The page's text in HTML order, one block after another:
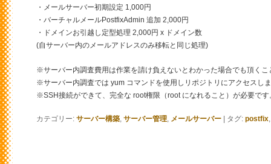
・メールサーバー初期設定 1,000円
・バーチャルメールPostfixAdmin 追加 2,000円
・ドメインお引越し定型処理 2,000円 x ドメイン数
(自サーバー内のメールアドレスのみ移転と同じ処理)
※サーバー内調査費用は作業を請け負えないとわかった場合でも頂くこ
※サーバー内調査では yum コマンドを使用しリポジトリにアクセスし
※SSH接続ができて、完全な root権限（root になれること）が必要です
カテゴリー: サーバー構築, サーバー管理, メールサーバー タグ: postfix